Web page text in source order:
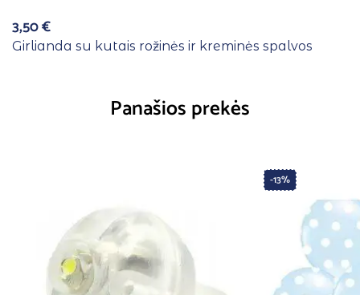
3,50€
Girlianda su kutais rožinės ir kreminės spalvos
Panašios prekės
-13%